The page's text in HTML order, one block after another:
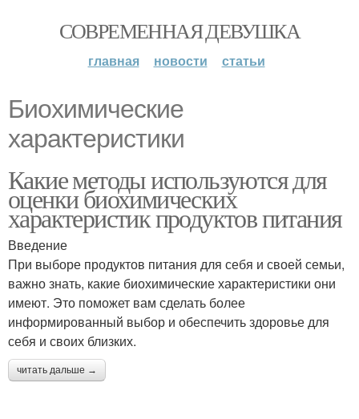
СОВРЕМЕННАЯ ДЕВУШКА
главная новости статьи
Биохимические
характеристики
Какие методы используются для
оценки биохимических
характеристик продуктов питания
Введение
При выборе продуктов питания для себя и своей семьи,
важно знать, какие биохимические характеристики они
имеют. Это поможет вам сделать более
информированный выбор и обеспечить здоровье для
себя и своих близких.
читать дальше →